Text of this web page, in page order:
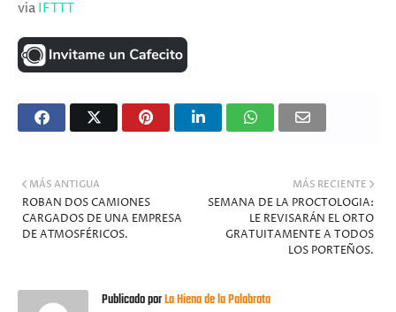
viaIFTTT
MÁS RECIENTE
SEMANA DE LA PROCTOLOGIA:
LE REVISARÁN EL ORTO
GRATUITAMENTE A TODOS
LOS PORTEÑOS.
MÁS ANTIGUA
ROBAN DOS CAMIONES
CARGADOS DE UNA EMPRESA
DE ATMOSFÉRICOS.
Publicado porLa Hiena de la Palabrota